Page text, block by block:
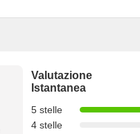
Valutazione
Istantanea
5 stelle
4 stelle